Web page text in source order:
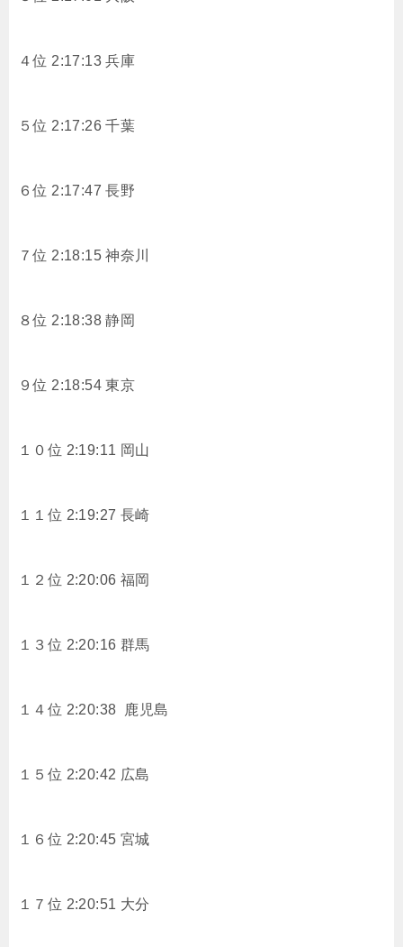
４位 2:17:13 兵庫
５位 2:17:26 千葉
６位 2:17:47 長野
７位 2:18:15 神奈川
８位 2:18:38 静岡
９位 2:18:54 東京
１０位 2:19:11 岡山
１１位 2:19:27 長崎
１２位 2:20:06 福岡
１３位 2:20:16 群馬
１４位 2:20:38 鹿児島
１５位 2:20:42 広島
１６位 2:20:45 宮城
１７位 2:20:51 大分